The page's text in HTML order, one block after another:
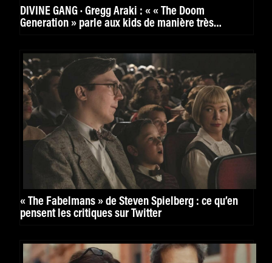
DIVINE GANG · Gregg Araki : « « The Doom
Generation » parle aux kids de manière très
« The Fabelmans » de Steven Spielberg : ce qu’en
pensent les critiques sur Twitter